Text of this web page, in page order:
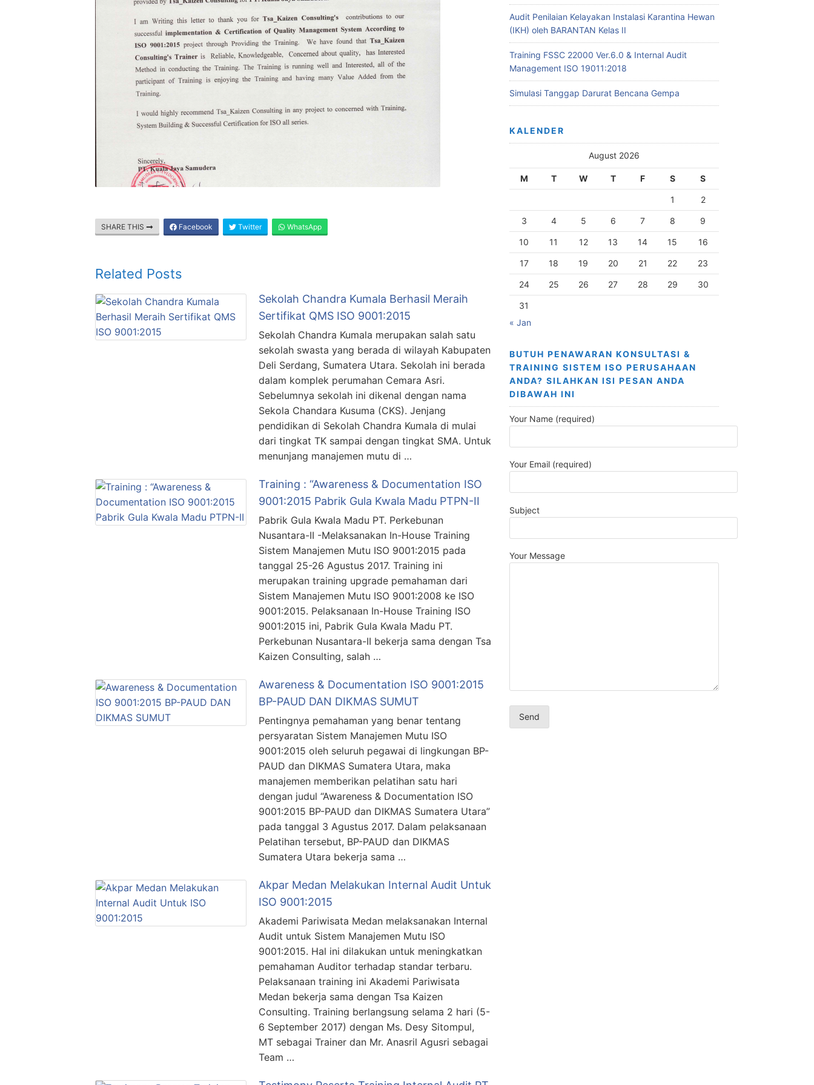
SHARE THIS Facebook Twitter WhatsApp
Related Posts
Sekolah Chandra Kumala Berhasil Meraih
Sertifikat QMS ISO 9001:2015
Sekolah Chandra Kumala merupakan salah satu
sekolah swasta yang berada di wilayah Kabupaten
Deli Serdang, Sumatera Utara. Sekolah ini berada
dalam komplek perumahan Cemara Asri.
Sebelumnya sekolah ini dikenal dengan nama
Sekola Chandara Kusuma (CKS). Jenjang
pendidikan di Sekolah Chandra Kumala di mulai
dari tingkat TK sampai dengan tingkat SMA. Untuk
menunjang manajemen mutu di …
Training : “Awareness & Documentation ISO
9001:2015 Pabrik Gula Kwala Madu PTPN-II
Pabrik Gula Kwala Madu PT. Perkebunan
Nusantara-II -Melaksanakan In-House Training
Sistem Manajemen Mutu ISO 9001:2015 pada
tanggal 25-26 Agustus 2017. Training ini
merupakan training upgrade pemahaman dari
Sistem Manajemen Mutu ISO 9001:2008 ke ISO
9001:2015. Pelaksanaan In-House Training ISO
9001:2015 ini, Pabrik Gula Kwala Madu PT.
Perkebunan Nusantara-II bekerja sama dengan Tsa
Kaizen Consulting, salah …
Awareness & Documentation ISO 9001:2015
BP-PAUD DAN DIKMAS SUMUT
Pentingnya pemahaman yang benar tentang
persyaratan Sistem Manajemen Mutu ISO
9001:2015 oleh seluruh pegawai di lingkungan BP-
PAUD dan DIKMAS Sumatera Utara, maka
manajemen memberikan pelatihan satu hari
dengan judul “Awareness & Documentation ISO
9001:2015 BP-PAUD dan DIKMAS Sumatera Utara”
pada tanggal 3 Agustus 2017. Dalam pelaksanaan
Pelatihan tersebut, BP-PAUD dan DIKMAS
Sumatera Utara bekerja sama …
Akpar Medan Melakukan Internal Audit Untuk
ISO 9001:2015
Akademi Pariwisata Medan melaksanakan Internal
Audit untuk Sistem Manajemen Mutu ISO
9001:2015. Hal ini dilakukan untuk meningkatkan
pemahaman Auditor terhadap standar terbaru.
Pelaksanaan training ini Akademi Pariwisata
Medan bekerja sama dengan Tsa Kaizen
Consulting. Training berlangsung selama 2 hari (5-
6 September 2017) dengan Ms. Desy Sitompul,
MT sebagai Trainer dan Mr. Anasril Agusri sebagai
Team …
Audit Penilaian Kelayakan Instalasi Karantina Hewan
(IKH) oleh BARANTAN Kelas II
Training FSSC 22000 Ver.6.0 & Internal Audit
Management ISO 19011:2018
Simulasi Tanggap Darurat Bencana Gempa
KALENDER
August 2026
M T W T F S S
1 2
3 4 5 6 7 8 9
10 11 12 13 14 15 16
17 18 19 20 21 22 23
24 25 26 27 28 29 30
31
« Jan
BUTUH PENAWARAN KONSULTASI &
TRAINING SISTEM ISO PERUSAHAAN
ANDA? SILAHKAN ISI PESAN ANDA
DIBAWAH INI
Your Name (required)
Your Email (required)
Subject
Your Message